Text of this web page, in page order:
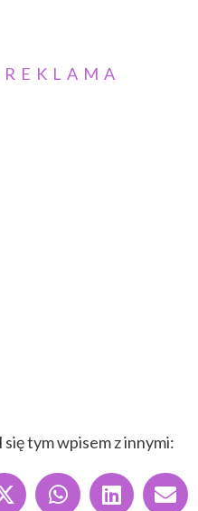
REKLAMA
się tym wpisem z innymi: